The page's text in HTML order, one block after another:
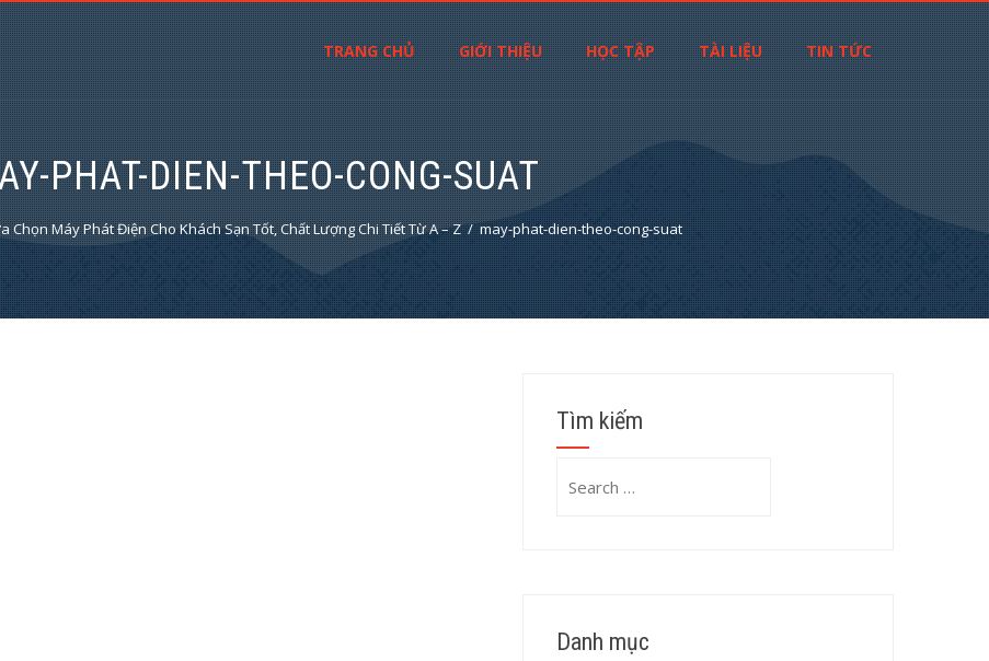
TRANG CHỦ GIỚI THIỆU HỌC TẬP TÀI LIỆU TIN TỨC
PHAT-DIEN-THEO-CONG-SUAT
Chọn Máy Phát Điện Cho Khách Sạn Tốt, Chất Lượng Chi Tiết Từ A – Z may-phat-dien-theo-cong-suat
Tìm kiếm
Danh mục